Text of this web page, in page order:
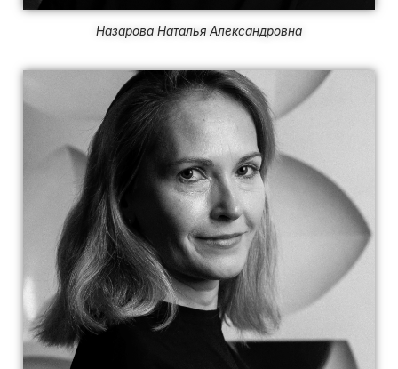
Назарова Наталья Александровна